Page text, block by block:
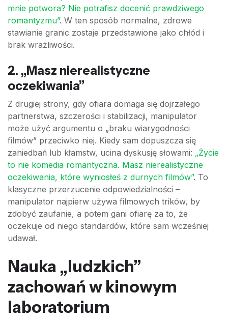
mnie potwora? Nie potrafisz docenić prawdziwego
romantyzmu”. W ten sposób normalne, zdrowe
stawianie granic zostaje przedstawione jako chłód i
brak wrażliwości.
2. „Masz nierealistyczne
oczekiwania”
Z drugiej strony, gdy ofiara domaga się dojrzałego
partnerstwa, szczerości i stabilizacji, manipulator
może użyć argumentu o „braku wiarygodności
filmów” przeciwko niej. Kiedy sam dopuszcza się
zaniedbań lub kłamstw, ucina dyskusję słowami: „Życie
to nie komedia romantyczna. Masz nierealistyczne
oczekiwania, które wyniosłeś z durnych filmów”. To
klasyczne przerzucenie odpowiedzialności –
manipulator najpierw używa filmowych trików, by
zdobyć zaufanie, a potem gani ofiarę za to, że
oczekuje od niego standardów, które sam wcześniej
udawał.
Nauka „ludzkich”
zachowań w kinowym
laboratorium